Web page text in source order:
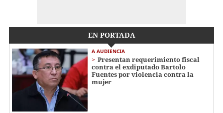
EN PORTADA
A AUDIENCIA
Presentan requerimiento fiscal
contra el exdiputado Bartolo
Fuentes por violencia contra la
mujer